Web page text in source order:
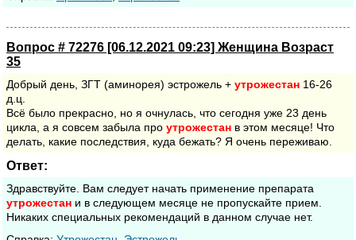
Вопрос # 72276 [06.12.2021 09:23] Женщина Возраст
35
Добрый день, ЗГТ (аминорея) эстрожель + утрожестан 16-26
д.ц.
Всё было прекрасно, но я очнулась, что сегодня уже 23 день
цикла, а я совсем забыла про утрожестан в этом месяце! Что
делать, какие последствия, куда бежать? Я очень переживаю.
Ответ:
Здравствуйте. Вам следует начать применение препарата
утрожестан и в следующем месяце не пропускайте прием.
Никаких специальных рекомендаций в данном случае нет.